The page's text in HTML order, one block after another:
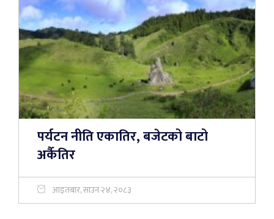
पर्यटन नीति एकातिर, बजेटको बाटो
अर्कैतिर
आइतबार, साउन २४, २०८३